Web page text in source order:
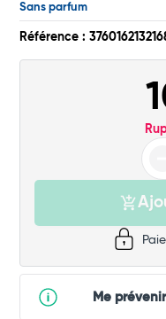
Sans parfum
Référence :
Me prévenir